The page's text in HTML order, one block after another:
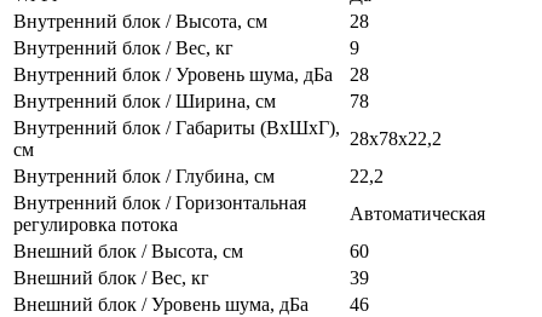
Внутренний блок / Высота, см
28
Внутренний блок / Вес, кг
9
Внутренний блок / Уровень шума, дБа
28
Внутренний блок / Ширина, см
78
Внутренний блок / Габариты (ВхШхГ),
см
28х78х22,2
Внутренний блок / Глубина, см
22,2
Внутренний блок / Горизонтальная
регулировка потока
Автоматическая
Внешний блок / Высота, см
60
Внешний блок / Вес, кг
39
Внешний блок / Уровень шума, дБа
46